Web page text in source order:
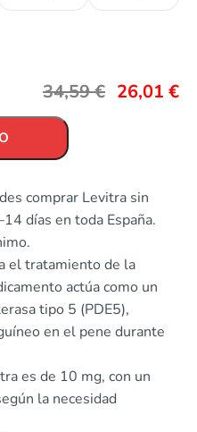
34,59€ 26,01 €
comprar Levitra sin
días en toda España.
el tratamiento de la
actúa como un
tipo 5 (PDE5),
en el pene durante
es de 10 mg, con un
la necesidad